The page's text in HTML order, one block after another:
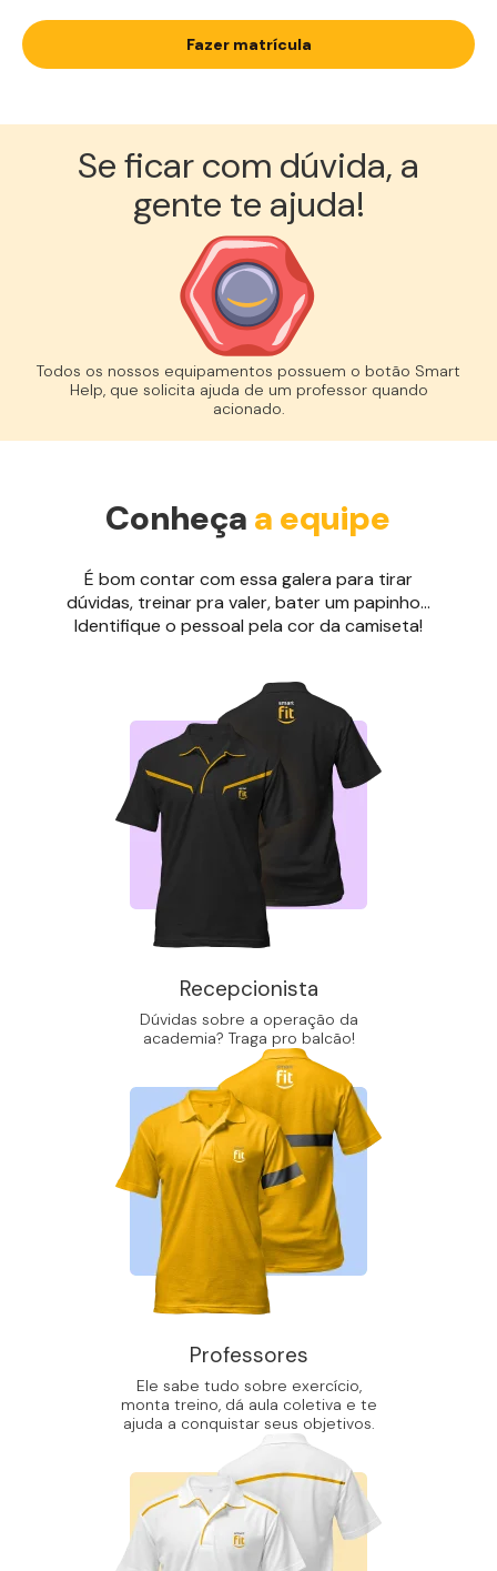
Fazer matrícula
Se ficar com dúvida, a
gente te ajuda!︎
Todos os nossos equipamentos possuem o botão Smart
Help, que solicita ajuda de um professor quando
acionado.
Conheça a equipe
É bom contar com essa galera para tirar
dúvidas, treinar pra valer, bater um papinho...
Identifique o pessoal pela cor da camiseta!
Recepcionista
Dúvidas sobre a operação da
academia? Traga pro balcão!
Professores
Ele sabe tudo sobre exercício,
monta treino, dá aula coletiva e te
ajuda a conquistar seus objetivos.